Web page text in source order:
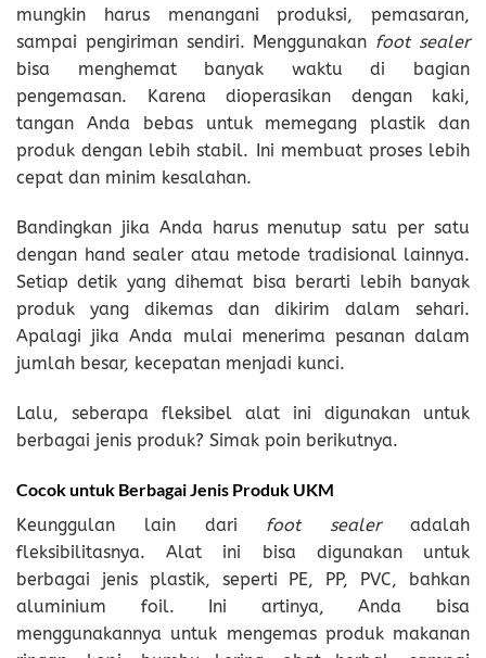
mungkin harus menangani produksi, pemasaran,
sampai pengiriman sendiri. Menggunakan foot sealer
bisa menghemat banyak waktu di bagian
pengemasan. Karena dioperasikan dengan kaki,
tangan Anda bebas untuk memegang plastik dan
produk dengan lebih stabil. Ini membuat proses lebih
cepat dan minim kesalahan.
Bandingkan jika Anda harus menutup satu per satu
dengan hand sealer atau metode tradisional lainnya.
Setiap detik yang dihemat bisa berarti lebih banyak
produk yang dikemas dan dikirim dalam sehari.
Apalagi jika Anda mulai menerima pesanan dalam
jumlah besar, kecepatan menjadi kunci.
Lalu, seberapa fleksibel alat ini digunakan untuk
berbagai jenis produk? Simak poin berikutnya.
Cocok untuk Berbagai Jenis Produk UKM
Keunggulan lain dari foot sealeradalah
fleksibilitasnya. Alat ini bisa digunakan untuk
berbagai jenis plastik, seperti PE, PP, PVC, bahkan
aluminium foil. Ini artinya, Anda bisa
menggunakannya untuk mengemas produk makanan